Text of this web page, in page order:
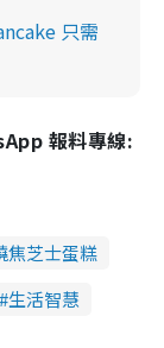
只需
報料專線:
焦芝士蛋糕
生活智慧